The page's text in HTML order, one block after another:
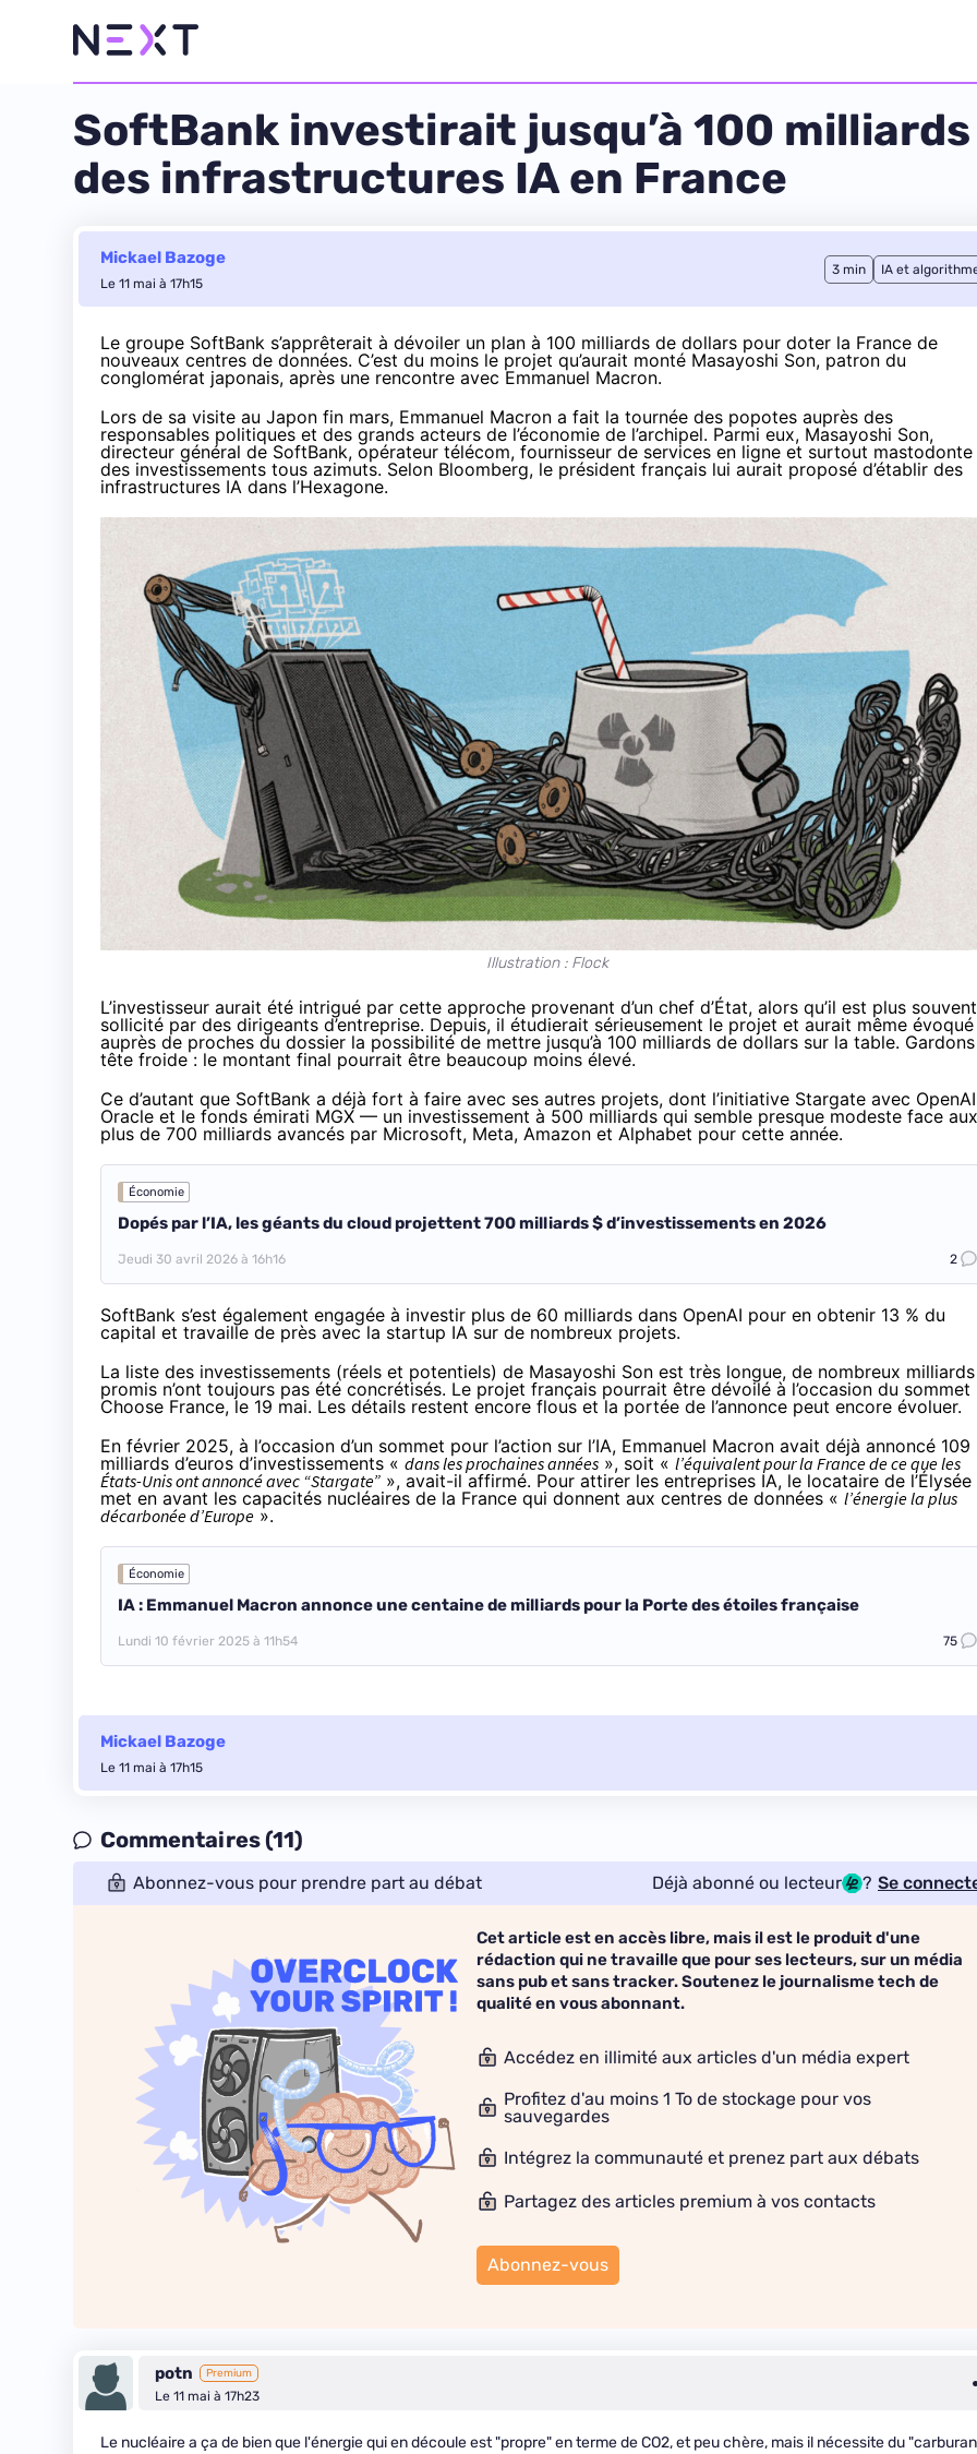
SoftBank investirait jusqu’à 100
des infrastructures IA en France
Mickael Bazoge
Le 11 mai à 17h15
3 min IA et
Le groupe SoftBank s’apprêterait à dévoiler un plan à 100 milliards de dollars pour doter la France de
nouveaux centres de données. C’est du moins le projet qu’aurait monté Masayoshi Son, patron du
conglomérat japonais, après une rencontre avec Emmanuel Macron.
Lors de sa visite au Japon fin mars, Emmanuel Macron a fait la tournée des popotes auprès des
responsables politiques et des grands acteurs de l’économie de l’archipel. Parmi eux, Masayoshi Son,
directeur général de SoftBank, opérateur télécom, fournisseur de services en ligne et surtout mastodonte
des investissements tous azimuts. Selon Bloomberg, le président français lui aurait proposé d’établir des
infrastructures IA dans l’Hexagone.
Illustration : Flock
L’investisseur aurait été intrigué par cette approche provenant d’un chef d’État, alors qu’il est plus souvent
sollicité par des dirigeants d’entreprise. Depuis, il étudierait sérieusement le projet et aurait même évoqué
auprès de proches du dossier la possibilité de mettre jusqu’à 100 milliards de dollars sur la table.
tête froide : le montant final pourrait être beaucoup moins élevé.
Ce d’autant que SoftBank a déjà fort à faire avec ses autres projets, dont l’initiative Stargate avec
Oracle et le fonds émirati MGX — un investissement à 500 milliards qui semble presque modeste face aux
plus de 700 milliards avancés par Microsoft, Meta, Amazon et Alphabet pour cette année.
Économie
Dopés par l’IA, les géants du cloud projettent 700 milliards $ d’investissements en 2026
Jeudi 30 avril 2026 à 16h16 2
SoftBank s’est également engagée à investir plus de 60 milliards dans OpenAI pour en obtenir 13 % du
capital et travaille de près avec la startup IA sur de nombreux projets.
La liste des investissements (réels et potentiels) de Masayoshi Son est très longue, de nombreux milliards
promis n’ont toujours pas été concrétisés. Le projet français pourrait être dévoilé à l’occasion du sommet
Choose France, le 19 mai. Les détails restent encore flous et la portée de l’annonce peut encore évoluer.
En février 2025, à l’occasion d’un sommet pour l’action sur l’IA, Emmanuel Macron avait déjà annoncé 109
milliards d’euros d’investissements « dans les prochaines années », soit « l’équivalent pour la France de ce que les
États-Unis ont annoncé avec “Stargate” », avait-il affirmé. Pour attirer les entreprises IA, le locataire de l’Élysée
met en avant les capacités nucléaires de la France qui donnent aux centres de données « l’énergie la plus
décarbonée d’Europe ».
Économie
IA : Emmanuel Macron annonce une centaine de milliards pour la Porte des étoiles française
Lundi 10 février 2025 à 11h54 75
Mickael Bazoge
Le 11 mai à 17h15
Commentaires (11)
Abonnez-vous pour prendre part au débat Déjà abonné ou lecteur ? Se
Cet article est en accès libre, mais il est le produit d'une
rédaction qui ne travaille que pour ses lecteurs, sur un média
sans pub et sans tracker. Soutenez le journalisme tech de
qualité en vous abonnant.
Accédez en illimité aux articles d'un média expert
Profitez d'au moins 1 To de stockage pour vos
sauvegardes
Intégrez la communauté et prenez part aux débats
Partagez des articles premium à vos contacts
Abonnez-vous
potn Premium
Le 11 mai à 17h23
Le nucléaire a ça de bien que l'énergie qui en découle est "propre" en terme de CO2, et peu chère, mais il nécessite du